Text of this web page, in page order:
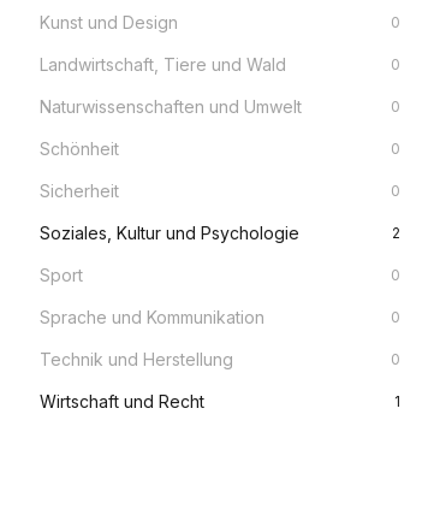
Kunst und Design 0
Landwirtschaft, Tiere und Wald 0
Naturwissenschaften und Umwelt 0
Schönheit 0
Sicherheit 0
Soziales, Kultur und Psychologie 2
Sport 0
Sprache und Kommunikation 0
Technik und Herstellung 0
Wirtschaft und Recht 1